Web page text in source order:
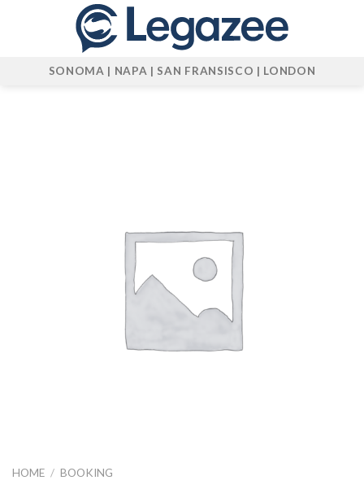
SONOMA | NAPA | SAN FRANSISCO | LONDON
HOME / BOOKING